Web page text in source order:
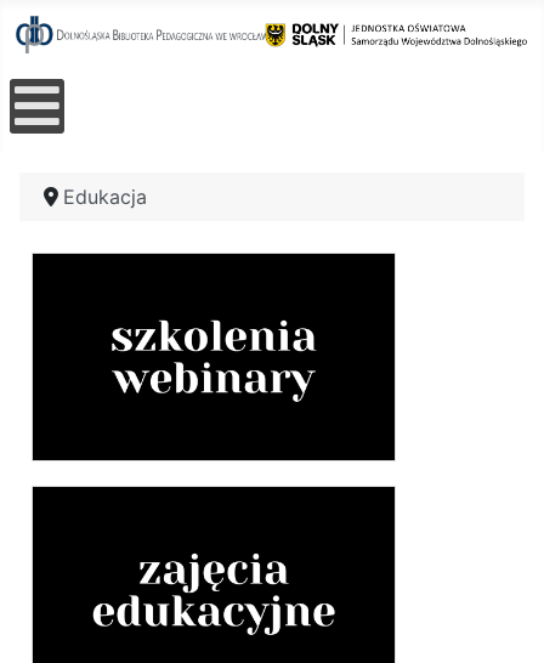
Edukacja